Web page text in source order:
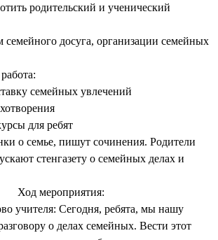
родительский и ученический
семейного досуга, организации семейных
семейных увлечений
для ребят
о семье, пишут сочинения. Родители
стенгазету о семейных делах и
Ход мероприятия:
учителя: Сегодня, ребята, мы нашу
о делах семейных. Вести этот